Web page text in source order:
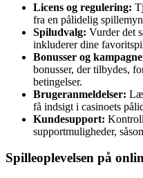
Licens og regulering:
fra en pålidelig
Spiludvalg: Vurder det
inkluderer dine
Bonusser og
bonusser, der tilbydes,
betingelser.
Brugeranmeldelser:
få indsigt i casinoets
Kundesupport:
supportmuligheder,
Spilleoplevelsen på